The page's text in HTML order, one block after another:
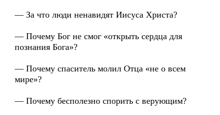
— За что люди ненавидят Иисуса Христа?
— Почему Бог не смог «открыть сердца для
познания Бога»?
— Почему спаситель молил Отца «не о всем
мире»?
— Почему бесполезно спорить с верующим?